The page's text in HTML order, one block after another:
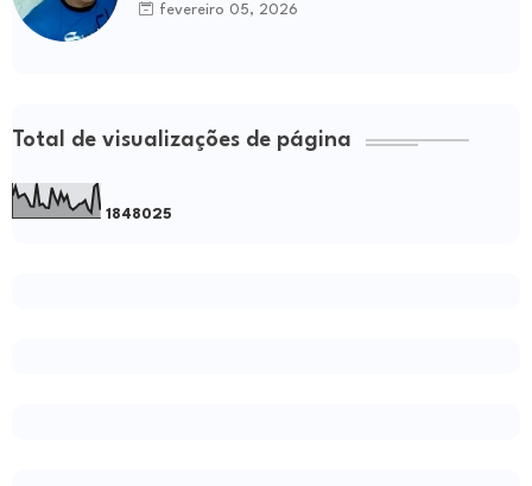
fevereiro 05, 2026
Total de visualizações de página
1 848025